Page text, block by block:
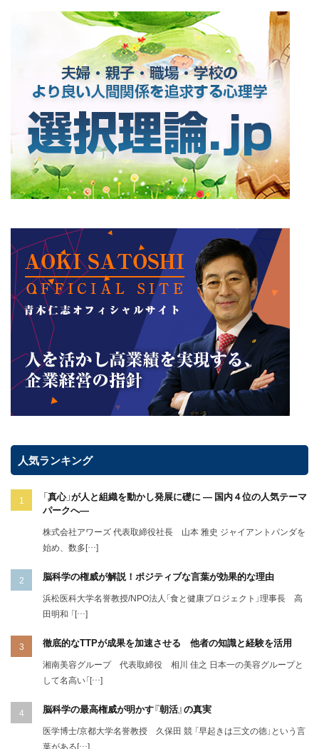
人気ランキング
「真心」が人と組織を動かし発展に礎に ― 国内４位の人気テーマ
パークへ―
株式会社アワーズ 代表取締役社長 山本 雅史 ジャイアントパンダを
始め、数多[…]
脳科学の権威が解説！ポジティブな言葉が効果的な理由
浜松医科大学名誉教授/NPO法人「食と健康プロジェクト」理事長 高
田明和 「[…]
徹底的なTTPが成果を加速させる 他者の知識と経験を活用
湘南美容グループ 代表取締役 相川 佳之 日本一の美容グループと
して名高い「[…]
脳科学の最高権威が明かす『朝活』の真実
医学博士/京都大学名誉教授 久保田 競 「早起きは三文の徳」という言
葉がある[…]